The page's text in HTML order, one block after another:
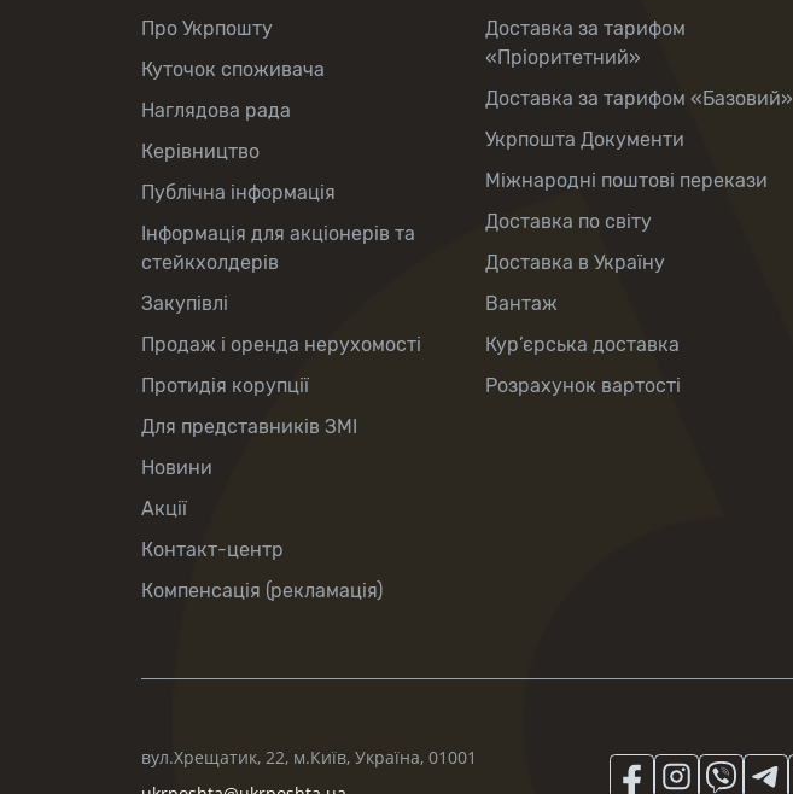
Про Укрпошту
Куточок споживача
Наглядова рада
Керівництво
Публічна інформація
Інформація для акціонерів та
стейкхолдерів
Закупівлі
Продаж і оренда нерухомості
Протидія корупції
Для представників ЗМІ
Новини
Акції
Контакт-центр
Компенсація (рекламація)
Доставка за тарифом
«Пріоритетний»
Доставка за тарифом «Базовий»
Укрпошта Документи
Міжнародні поштові перекази
Доставка по світу
Доставка в Україну
Вантаж
Кур’єрська доставка
Розрахунок вартості
вул.Хрещатик, 22, м.Київ, Україна, 01001